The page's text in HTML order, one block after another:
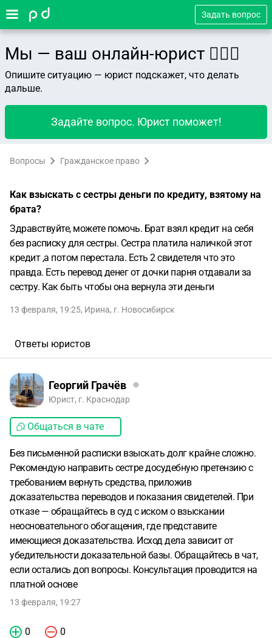
Задать вопрос
Мы — ваш онлайн-юрист 👨🏻‍⚖️
Опишите ситуацию — юрист подскажет, что делать
дальше.
Задайте вопрос. Юрист поможет!
Вопросы Гражданское право
Как взыскать с сестры деньги по кредиту, взятому на
брата?
Здравствуйте, можете помочь. Брат взял кредит на себя
без расписку для сестры. Сестра платила наличкой этот
кредит ,а потом перестала. Есть 2 свидетеля что это
правда. Есть перевод денег от дочки парня отдавали за
сестру. Как быть чтобы она вернула эти деньги
13 февраля, 19:25, Ирина, г. Новосибирск
Ответы юристов
Георгий Грачёв
Юрист, г. Краснодар
Общаться в чате
Без письменной расписки взыскать долг крайне сложно.
Рекомендую направить сестре досудебную претензию с
требованием вернуть средства, приложив
доказательства переводов и показания свидетелей. При
отказе — обращайтесь в суд с иском о взыскании
неосновательного обогащения, где представите
имеющиеся доказательства. Исход дела зависит от
убедительности доказательной базы. Обращайтесь в чат,
если остались доп вопросы. Консультация проводится на
платной основе
13 февраля, 19:27
0 0